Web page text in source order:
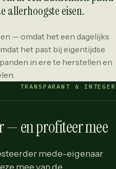
allerhoogste eisen.
— omdat het een dagelijks
het past bij eigentijdse
in ere te herstellen en
TRANSPARANT & INTEGER
— en profiteer mee
mede-eigenaar
mee van de